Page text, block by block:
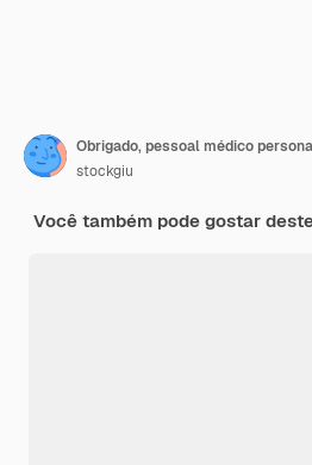
stockgiu
Você também pode gostar